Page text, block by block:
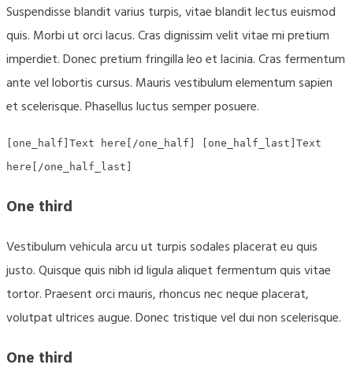
Suspendisse blandit varius turpis, vitae blandit lectus euismod
quis. Morbi ut orci lacus. Cras dignissim velit vitae mi pretium
imperdiet. Donec pretium fringilla leo et lacinia. Cras fermentum
ante vel lobortis cursus. Mauris vestibulum elementum sapien
et scelerisque. Phasellus luctus semper posuere.
[one_half]Text here[/one_half] [one_half_last]Text
here[/one_half_last]
One third
Vestibulum vehicula arcu ut turpis sodales placerat eu quis
justo. Quisque quis nibh id ligula aliquet fermentum quis vitae
tortor. Praesent orci mauris, rhoncus nec neque placerat,
volutpat ultrices augue. Donec tristique vel dui non scelerisque.
One third